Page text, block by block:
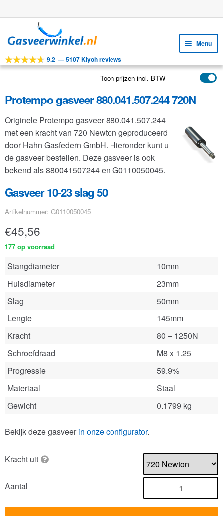
door
navigatie
naar
inhoud
Menu
Tools
Toepassingen
Klantenservice
FAQ
9.2 —5107 Kiyoh reviews
Toon prijzen incl. BTW
Protempo gasveer 880.041.507.244 720N
Originele Protempo gasveer 880.041.507.244
met een kracht van 720 Newton geproduceerd
door Hahn Gasfedern GmbH. Hieronder kunt u
de gasveer bestellen. Deze gasveer is ook
bekend als 880041507244 en G0110050045.
Gasveer 10-23 slag 50
Artikelnummer: G0110050045
€45,56
177 op voorraad
Stangdiameter
10mm
Huisdiameter
23mm
Slag
50mm
Lengte
145mm
Kracht
80 – 1250N
Schroefdraad
M8 x 1.25
Progressie
59.9%
Materiaal
Staal
Gewicht
0.1799 kg
Bekijk deze gasveer in onze configurator.
Kracht uit
Aantal